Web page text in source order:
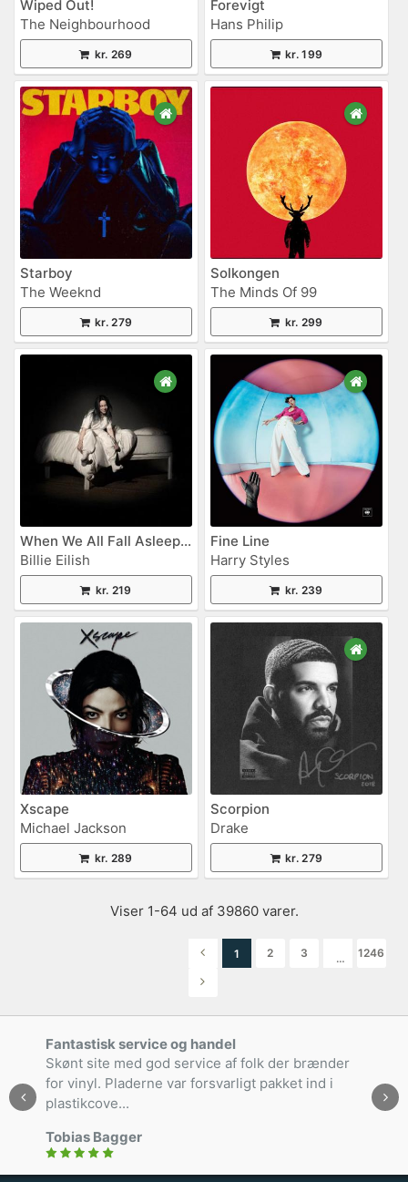
Wiped Out!
The Neighbourhood
kr. 269
Forevigt
Hans Philip
kr. 199
Starboy
The Weeknd
kr. 279
Solkongen
The Minds Of 99
kr. 299
When We All Fall Asleep, Where Do We Go?
Billie Eilish
kr. 219
Fine Line
Harry Styles
kr. 239
Xscape
Michael Jackson
kr. 289
Scorpion
Drake
kr. 279
Viser 1-64 ud af 39860 varer.
1 2 3 … 1246
Fantastisk service og handel
Skønt site med god service af folk der brænder
for vinyl. Pladerne var forsvarligt pakket ind i
plastikcove...
Tobias Bagger